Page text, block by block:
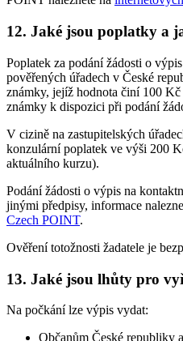
12. Jaké jsou poplatky a
Poplatek za podání žádosti o
pověřených úřadech v České
známky, jejíž hodnota činí 100
známky k dispozici při podání
V cizině na zastupitelských
konzulární poplatek ve výši 200
aktuálního kurzu).
Podání žádosti o výpis na
jinými předpisy, informace
Czech POINT.
Ověření totožnosti žadatele je
13. Jaké jsou lhůty pro
Na počkání lze výpis vydat:
Občanům České republiky